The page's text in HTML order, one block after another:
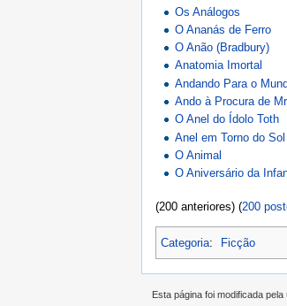
Os Análogos
O Ananás de Ferro
O Anão (Bradbury)
Anatomia Imortal
Andando Para o
Ando à Procura de
O Anel do Ídolo Toth
Anel em Torno do Sol
O Animal
O Aniversário da
(200 anteriores) (200
Categoria: Ficção
Esta página foi modificada